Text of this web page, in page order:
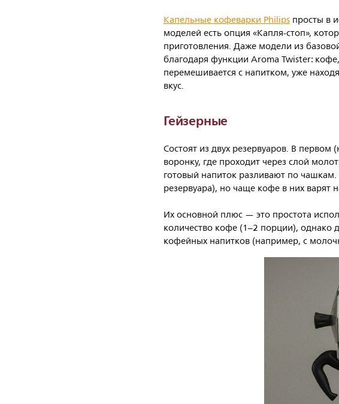
Капельные кофеварки Philips просты в
моделей есть опция «Капля-стоп»,
приготовления. Даже модели из
благодаря функции Aroma Twister:
перемешивается с напитком, уже
вкус.
Гейзерные
Состоят из двух резервуаров. В
воронку, где проходит через слой
готовый напиток разливают по
резервуара), но чаще кофе в них варят
Их основной плюс — это простота
количество кофе (1–2 порции), однако
кофейных напитков (например, с